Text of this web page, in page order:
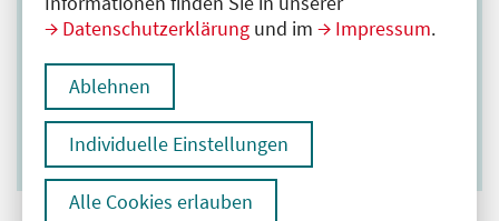
Datenschutzerklärung und im Impressum.
Ablehnen
Individuelle Einstellungen
Alle Cookies erlauben
zusammenzufinden. Sofern Sie an der
Vermittlung von Kooperations­partner:innen
interessiert sind, können Sie Ihre Kontaktdaten
gerne der KoStA für Berlin per E-Mail an
fuer-­berlin@aekb.dezur Verfügung stellen.